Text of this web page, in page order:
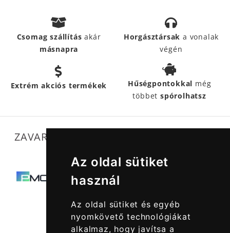
Az oldal sütiket
használ
Az oldal sütiket és egyéb
nyomkövető technológiákat
alkalmaz, hogy javítsa a
Csomag szállításakár
másnapra
Horgásztársak a vonalak
végén
Extrém akciós termékek Hűségpontokkal még
többetspórolhatsz
ZAVARTALAN MŰKÖDÉSÜNKET SEGÍTIK